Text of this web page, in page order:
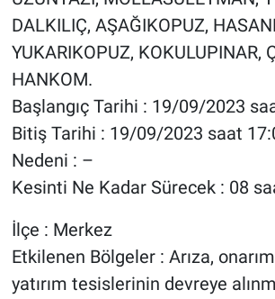
DALKILIÇ, AŞAĞIKOPUZ,
YUKARIKOPUZ, KOKULUPINAR,
HANKOM.
Başlangıç Tarihi : 19/09/2023
Bitiş Tarihi : 19/09/2023 saat
Nedeni : –
Kesinti Ne Kadar Sürecek : 08
İlçe : Merkez
Etkilenen Bölgeler : Arıza,
yatırım tesislerinin devreye